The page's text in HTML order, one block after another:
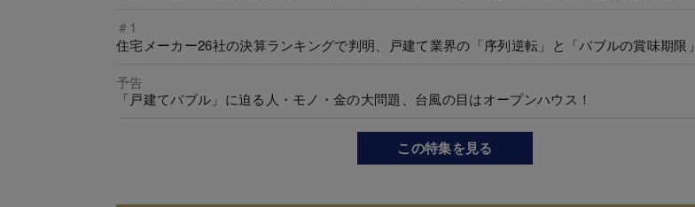
＃1
住宅メーカー26社の決算ランキングで判明、戸建て業界の「序列逆転」と「バブルの賞味期限」
予告
「戸建てバブル」に迫る人・モノ・金の大問題、台風の目はオープンハウス！
この特集を見る